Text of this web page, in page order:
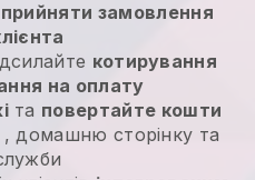
замовлення
котирування
на оплату
та повертайте кошти
, домашню сторінку та